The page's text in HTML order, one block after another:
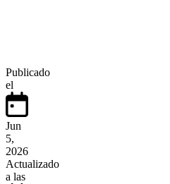
Publicado
el
Jun
5,
2026
Actualizado
a las